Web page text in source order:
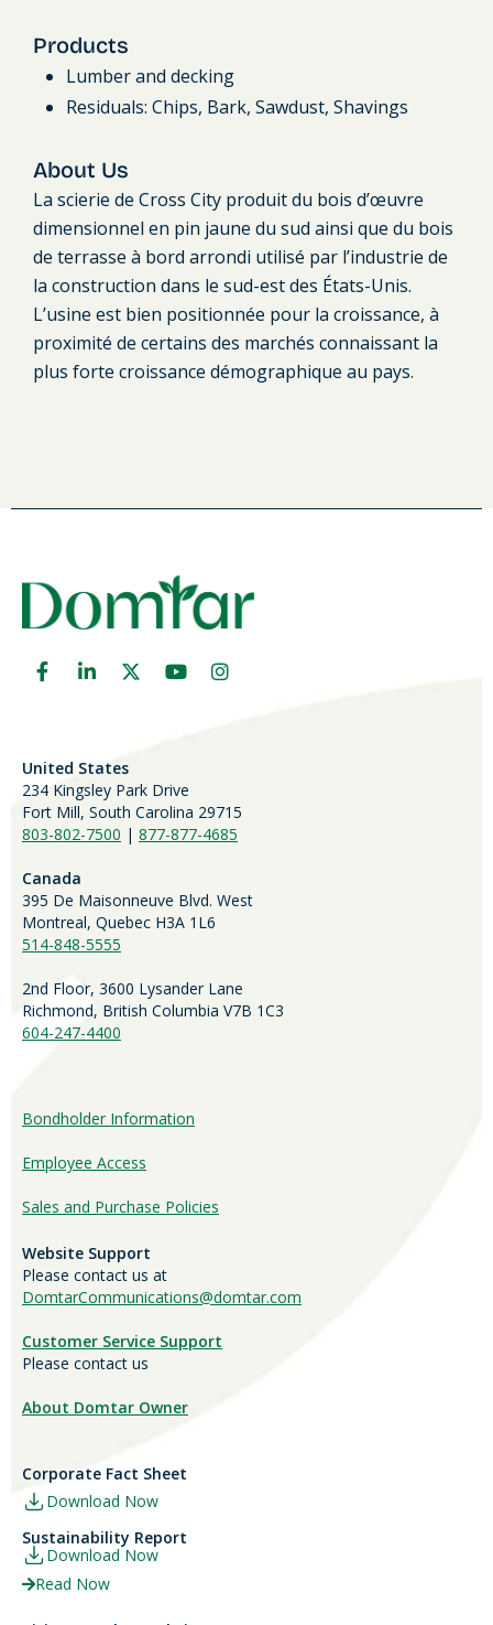
Products
Lumber and decking
Residuals: Chips, Bark, Sawdust, Shavings
About Us
La scierie de Cross City produit du bois d’œuvre
dimensionnel en pin jaune du sud ainsi que du bois
de terrasse à bord arrondi utilisé par l’industrie de
la construction dans le sud-est des États-Unis.
L’usine est bien positionnée pour la croissance, à
proximité de certains des marchés connaissant la
plus forte croissance démographique au pays.
United States
234 Kingsley Park Drive
Fort Mill, South Carolina 29715
803-802-7500 | 877-877-4685
Canada
395 De Maisonneuve Blvd. West
Montreal, Quebec H3A 1L6
514-848-5555
2nd Floor, 3600 Lysander Lane
Richmond, British Columbia V7B 1C3
604-247-4400
Bondholder Information
Employee Access
Sales and Purchase Policies
Website Support
Please contact us at
DomtarCommunications@domtar.com
Customer Service Support
Please contact us
About Domtar Owner
Corporate Fact Sheet
Download Now
Sustainability Report
Download Now
Read Now